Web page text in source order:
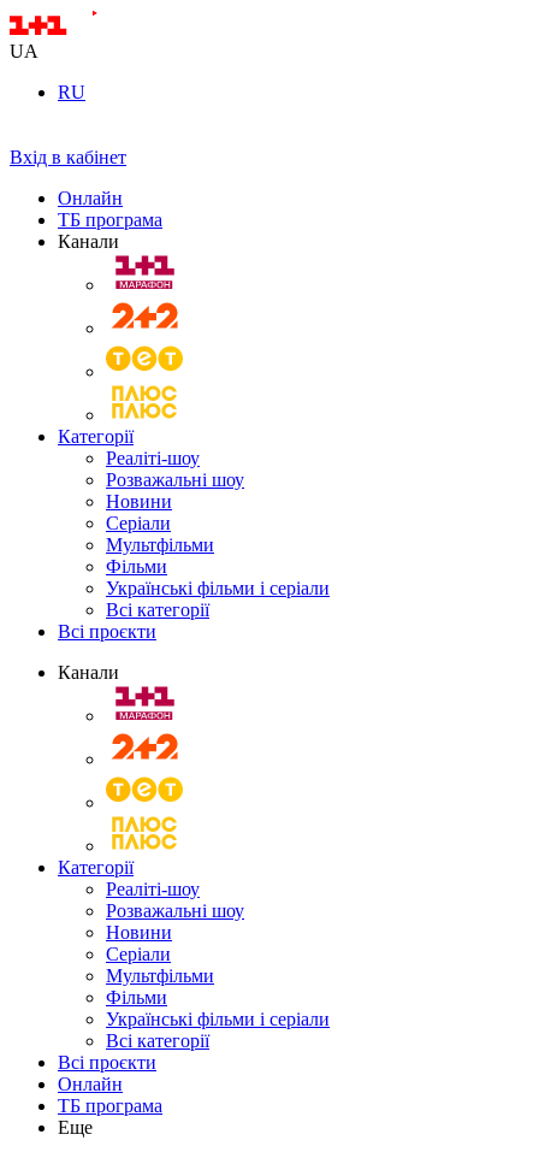
UA
RU
Вхід в кабінет
Онлайн
ТБ програма
Канали
Категорії
Реаліті-шоу
Розважальні шоу
Новини
Серіали
Мультфільми
Фільми
Українські фільми і серіали
Всі категорії
Всі проєкти
Канали
Категорії
Реаліті-шоу
Розважальні шоу
Новини
Серіали
Мультфільми
Фільми
Українські фільми і серіали
Всі категорії
Всі проєкти
Онлайн
ТБ програма
Еще